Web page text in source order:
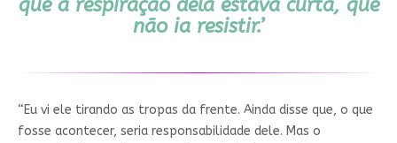
que a respiração dela estava curta, que
não ia resistir.’
“Eu vi ele tirando as tropas da frente. Ainda disse que, o que
fosse acontecer, seria responsabilidade dele. Mas o